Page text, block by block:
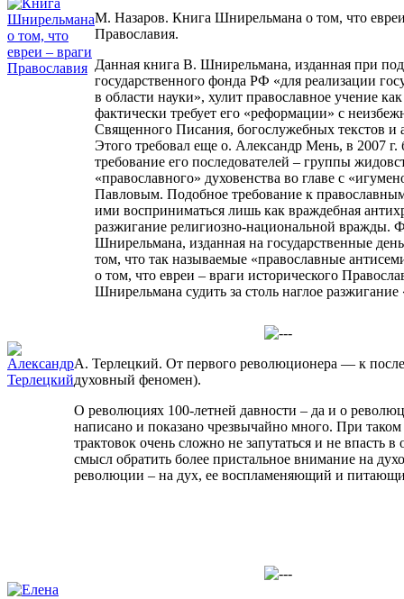
М. Назаров. Книга Шнирельмана о том, что
Православия.
Данная книга В. Шнирельмана, изданная при
государственного фонда РФ «для реализации
в области науки», хулит православное учение
фактически требует его «реформации» с
Священного Писания, богослужебных текстов и
Этого требовал еще о. Александр Мень, в 2007 г.
требование его последователей – группы
«православного» духовенства во главе с
Павловым. Подобное требование к
ими восприниматься лишь как враждебная
разжигание религиозно-национальной вражды.
Шнирельмана, изданная на государственные
том, что так называемые «православные
о том, что евреи – враги исторического
Шнирельмана судить за столь наглое разжигание
А. Терлецкий. От первого революционера — к
духовный феномен).
О революциях 100-летней давности – да и о
написано и показано чрезвычайно много. При
трактовок очень сложно не запутаться и не впасть в
смысл обратить более пристальное внимание на
революции – на дух, ее воспламеняющий и